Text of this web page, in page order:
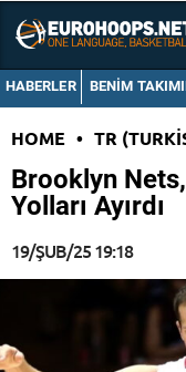
HABERLER BENIM
HOME • TR
Brooklyn
Yolları Ayırdı
19/ŞUB/25 19:18